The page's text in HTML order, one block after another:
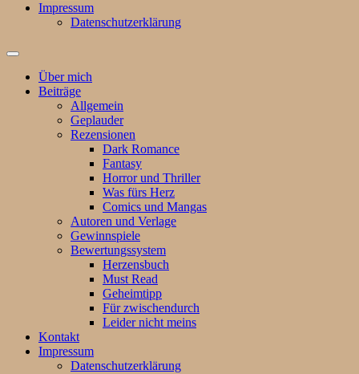
Impressum
Datenschutzerklärung
Suchfeld
ein-/ausblenden
Über mich
Beiträge
Allgemein
Geplauder
Rezensionen
Dark Romance
Fantasy
Horror und Thriller
Was fürs Herz
Comics und Mangas
Autoren und Verlage
Gewinnspiele
Bewertungssystem
Herzensbuch
Must Read
Geheimtipp
Für zwischendurch
Leider nicht meins
Kontakt
Impressum
Datenschutzerklärung